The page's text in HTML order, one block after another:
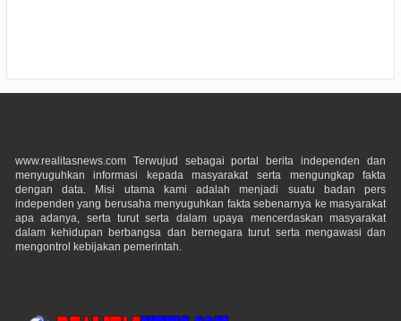
www.realitasnews.com Terwujud sebagai portal berita independen dan
menyuguhkan informasi kepada masyarakat serta mengungkap fakta
dengan data. Misi utama kami adalah menjadi suatu badan pers
independen yang berusaha menyuguhkan fakta sebenarnya ke masyarakat
apa adanya, serta turut serta dalam upaya mencerdaskan masyarakat
dalam kehidupan berbangsa dan bernegara turut serta mengawasi dan
mengontrol kebijakan pemerintah.